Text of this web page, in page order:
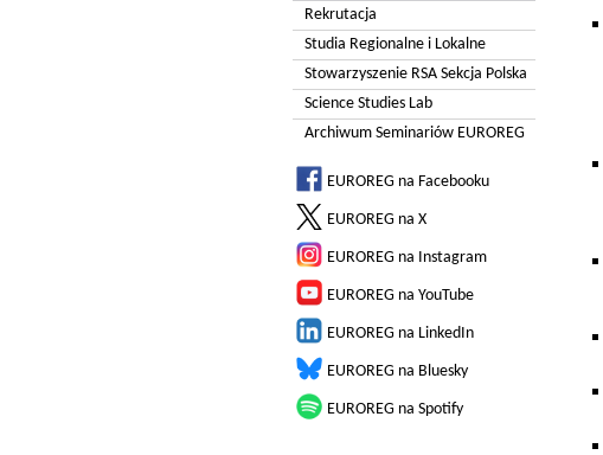
Rekrutacja
Studia Regionalne i Lokalne
Stowarzyszenie RSA Sekcja Polska
Science Studies Lab
Archiwum Seminariów EUROREG
EUROREG na Facebooku
EUROREG na X
EUROREG na Instagram
EUROREG na YouTube
EUROREG na LinkedIn
EUROREG na Bluesky
EUROREG na Spotify